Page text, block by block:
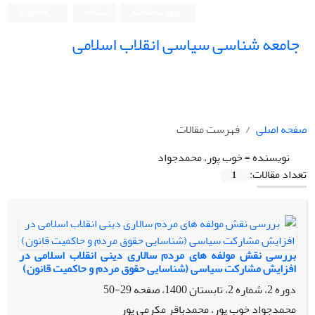
جامعه شناسی سیاسی انقلاب اسلامی
صفحه اصلی
فهرست مقالات
نویسنده =خوب پور، محمدجواد
تعداد مقالات:
1
بررسی نقش مولفه های مردم سالاری دینی انقلاب اسلامی در
افزایش مشارکت سیاسی (شناسایی حقوق مردم و حاکمیت قانون)
دوره 2، شماره 2، تابستان 1400، صفحه
29-50
محمدجواد خوب پور، محمدباقر مکرمی پور